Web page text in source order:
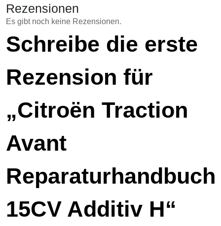
Rezensionen
Es gibt noch keine Rezensionen.
Schreibe die erste
Rezension für
„Citroën Traction
Avant
Reparaturhandbuch
15CV Additiv H“